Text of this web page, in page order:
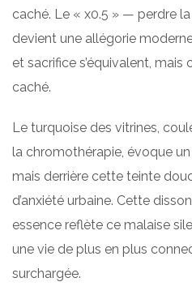
caché. Le « x0.5 » — perdre
devient une allégorie
et sacrifice s’équivalent,
caché.
Le turquoise des vitrines,
la chromothérapie, évoque
mais derrière cette teinte
d’anxiété urbaine. Cette
essence reflète ce malaise
une vie de plus en plus
surchargée.